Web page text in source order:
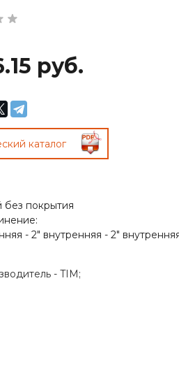
руб.
каталог
без покрытия
- 2" внутренняя - 2"
- TIM;